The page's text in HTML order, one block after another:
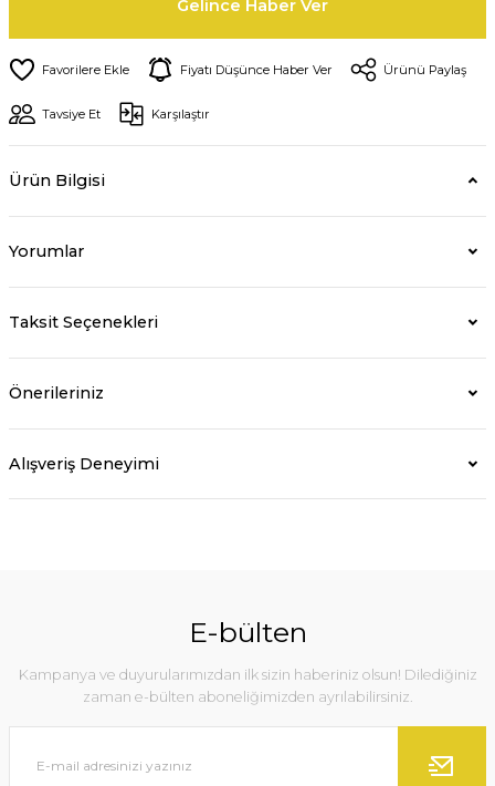
Gelince Haber Ver
Fiyatı Düşünce Haber Ver Ürünü Paylaş
Tavsiye Et Karşılaştır
Ürün Bilgisi
Yorumlar
Taksit Seçenekleri
Önerileriniz
Alışveriş Deneyimi
E-bülten
Kampanya ve duyurularımızdan ilk sizin haberiniz olsun! Dilediğiniz
zaman e-bülten aboneliğimizden ayrılabilirsiniz.